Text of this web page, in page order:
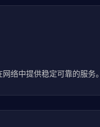
络中提供稳定可靠的服务